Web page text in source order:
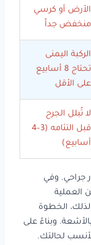
الأرض أو كرسي
منخفض جداً
الركبة اليمنى
تحتاج 8 أسابيع
على الأقل
لا تُبلل الجرح
قبل التئامه (3–4
أسابيع)
جراحي. وفي
العملية
الخطوة
وبناءً على
لحالتك.